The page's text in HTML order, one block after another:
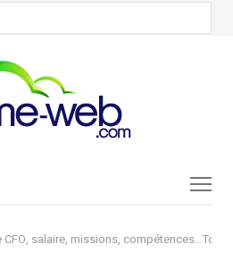
CFO, salaire, missions, compétences…Tout